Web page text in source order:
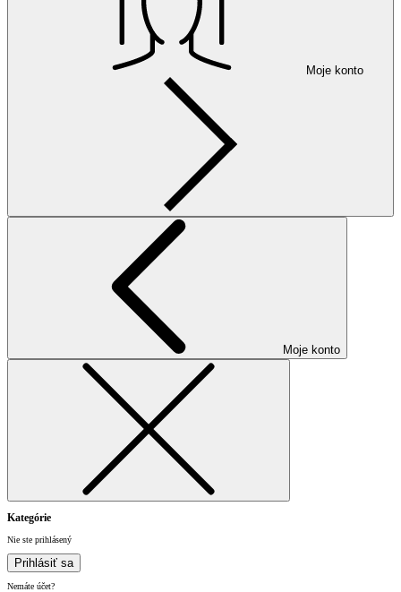
Moje konto
Moje konto
Kategórie
Nie ste prihlásený
Prihlásiť sa
Nemáte účet?